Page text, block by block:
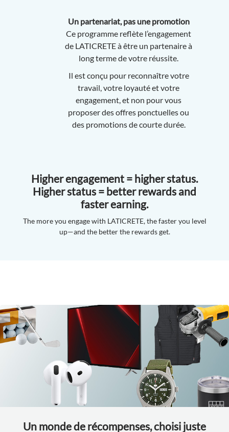
Un partenariat, pas une promotion
Ce programme reflète l’engagement
de LATICRETE à être un partenaire à
long terme de votre réussite.
Il est conçu pour reconnaître votre
travail, votre loyauté et votre
engagement, et non pour vous
proposer des offres ponctuelles ou
des promotions de courte durée.
Higher engagement = higher status.
Higher status = better rewards and
faster earning.
The more you engage with LATICRETE, the faster you level
up—and the better the rewards get.
Un monde de récompenses, choisi juste